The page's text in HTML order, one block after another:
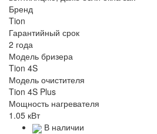
Бренд
Tion
Гарантийный срок
2 года
Модель бризера
Tion 4S
Модель очистителя
Tion 4S Plus
Мощность нагревателя
1.05 кВт
В наличии